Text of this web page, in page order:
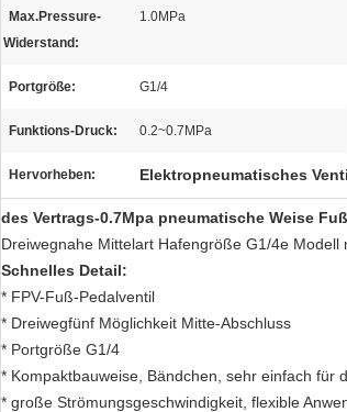
Max.Pressure-
Widerstand:
1.0MPa
Portgröße: G1/4
Funktions-Druck: 0.2~0.7MPa
Hervorheben: Elektropneumatisches
des Vertrags-0.7Mpa pneumatische Weise
Dreiwegnahe Mittelart Hafengröße G1/4e
Schnelles Detail:
* FPV-Fuß-Pedalventil
* Dreiwegfünf Möglichkeit Mitte-Abschluss
* Portgröße G1/4
* Kompaktbauweise, Bändchen, sehr einfach für
* große Strömungsgeschwindigkeit, flexible